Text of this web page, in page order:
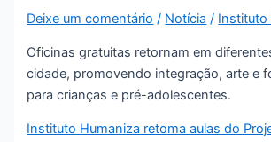
Deixe um comentário / Notícia / Instituto
Oficinas gratuitas retornam em
cidade, promovendo integração, arte e
para crianças e pré-adolescentes.
Instituto Humaniza retoma aulas do